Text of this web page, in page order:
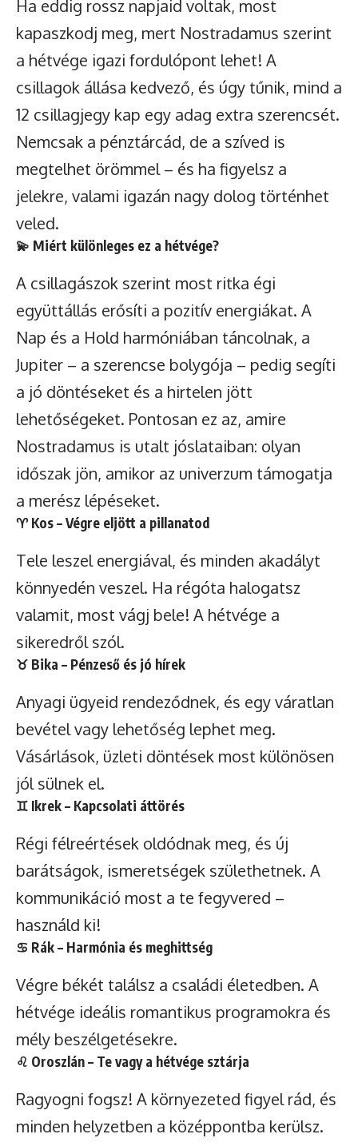
Ha eddig rossz napjaid voltak, most
kapaszkodj meg, mert Nostradamus szerint
a hétvége igazi fordulópont lehet! A
csillagok állása kedvező, és úgy tűnik, mind a
12 csillagjegy kap egy adag extra szerencsét.
Nemcsak a pénztárcád, de a szíved is
megtelhet örömmel – és ha figyelsz a
jelekre, valami igazán nagy dolog történhet
veled.
💫 Miért különleges ez a hétvége?
A csillagászok szerint most ritka égi
együttállás erősíti a pozitív energiákat. A
Nap és a Hold harmóniában táncolnak, a
Jupiter – a szerencse bolygója – pedig segíti
a jó döntéseket és a hirtelen jött
lehetőségeket. Pontosan ez az, amire
Nostradamus is utalt jóslataiban: olyan
időszak jön, amikor az univerzum támogatja
a merész lépéseket.
♈ Kos– Végre eljött a pillanatod
Tele leszel energiával, és minden akadályt
könnyedén veszel. Ha régóta halogatsz
valamit, most vágj bele! A hétvége a
sikeredről szól.
♉ Bika – Pénzeső és jó hírek
Anyagi ügyeid rendeződnek, és egy váratlan
bevétel vagy lehetőség lephet meg.
Vásárlások, üzleti döntések most különösen
jól sülnek el.
♊ Ikrek– Kapcsolati áttörés
Régi félreértések oldódnak meg, és új
barátságok, ismeretségek születhetnek. A
kommunikáció most a te fegyvered –
használd ki!
♋ Rák– Harmónia és meghittség
Végre békét találsz a családi életedben. A
hétvége ideális romantikus programokra és
mély beszélgetésekre.
♌ Oroszlán– Te vagy a hétvége sztárja
Ragyogni fogsz! A környezeted figyel rád, és
minden helyzetben a középpontba kerülsz.